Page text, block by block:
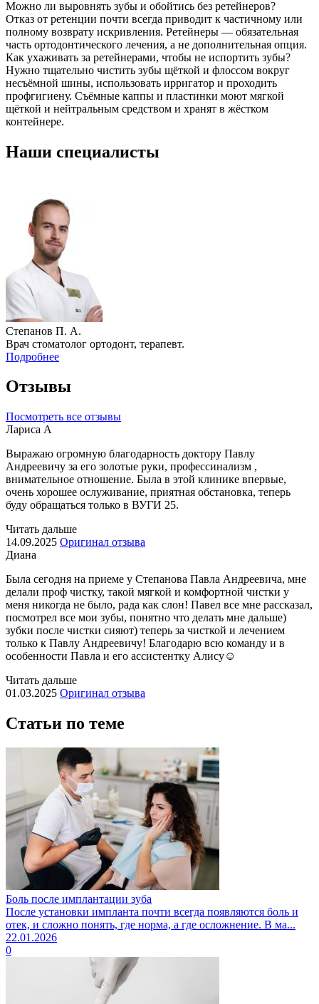
Можно ли выровнять зубы и обойтись без ретейнеров?
Отказ от ретенции почти всегда приводит к частичному или
полному возврату искривления. Ретейнеры — обязательная
часть ортодонтического лечения, а не дополнительная опция.
Как ухаживать за ретейнерами, чтобы не испортить зубы?
Нужно тщательно чистить зубы щёткой и флоссом вокруг
несъёмной шины, использовать ирригатор и проходить
профгигиену. Съёмные каппы и пластинки моют мягкой
щёткой и нейтральным средством и хранят в жёстком
контейнере.
Наши специалисты
Степанов П. А.
Врач стоматолог ортодонт, терапевт.
Подробнее
Отзывы
Посмотреть все отзывы
Лариса А
Выражаю огромную благодарность доктору Павлу
Андреевичу за его золотые руки, профессинализм ,
внимательное отношение. Была в этой клинике впервые,
очень хорошее ослуживание, приятная обстановка, теперь
буду обращаться только в ВУГИ 25.
Читать дальше
14.09.2025 Оригинал отзыва
Диана
Была сегодня на приеме у Степанова Павла Андреевича, мне
делали проф чистку, такой мягкой и комфортной чистки у
меня никогда не было, рада как слон! Павел все мне рассказал,
посмотрел все мои зубы, понятно что делать мне дальше)
зубки после чистки сияют) теперь за чисткой и лечением
только к Павлу Андреевичу! Благодарю всю команду и в
особенности Павла и его ассистентку Алису☺️
Читать дальше
01.03.2025 Оригинал отзыва
Статьи по теме
Боль после имплантации зуба
После установки импланта почти всегда появляются боль и
отек, и сложно понять, где норма, а где осложнение. В ма...
22.01.2026
0